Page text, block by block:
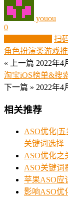
youou
0
扫
角色扮演类游戏
« 上一篇 2022年4
淘宝iOS榜单&搜
下一篇 » 2022年4
相关推荐
ASO优化|
关键词选择
ASO优化之
ASO关键词
苹果ASO应
影响ASO优